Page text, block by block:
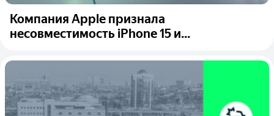
Компания Apple признала
несовместимость iPhone 15 и...